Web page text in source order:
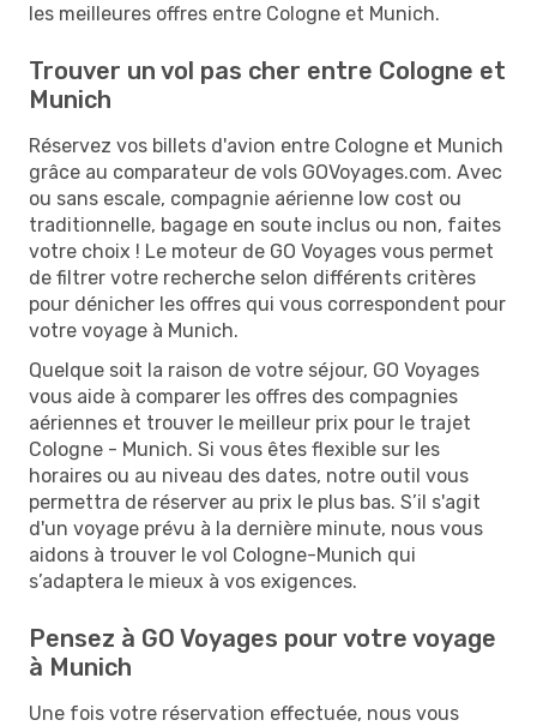
les meilleures offres entre Cologne et Munich.
Trouver un vol pas cher entre Cologne et
Munich
Réservez vos billets d'avion entre Cologne et Munich
grâce au comparateur de vols GOVoyages.com. Avec
ou sans escale, compagnie aérienne low cost ou
traditionnelle, bagage en soute inclus ou non, faites
votre choix ! Le moteur de GO Voyages vous permet
de filtrer votre recherche selon différents critères
pour dénicher les offres qui vous correspondent pour
votre voyage à Munich.
Quelque soit la raison de votre séjour, GO Voyages
vous aide à comparer les offres des compagnies
aériennes et trouver le meilleur prix pour le trajet
Cologne - Munich. Si vous êtes flexible sur les
horaires ou au niveau des dates, notre outil vous
permettra de réserver au prix le plus bas. S’il s'agit
d'un voyage prévu à la dernière minute, nous vous
aidons à trouver le vol Cologne-Munich qui
s’adaptera le mieux à vos exigences.
Pensez à GO Voyages pour votre voyage
à Munich
Une fois votre réservation effectuée, nous vous